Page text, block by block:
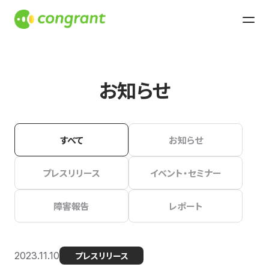
お知らせ
すべて お知らせ
プレスリリース イベント・セミナー
障害報告 レポート
2023.11.10 プレスリリース